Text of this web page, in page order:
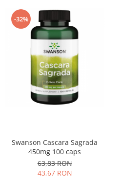
-32%
Swanson Cascara Sagrada
450mg 100 caps
63,83 RON
43,67 RON